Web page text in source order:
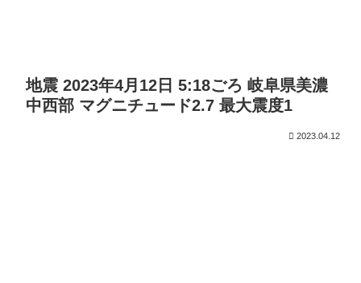
地震 2023年4月12日 5:18ごろ 岐阜県美濃
中西部 マグニチュード2.7 最大震度1
2023.04.12